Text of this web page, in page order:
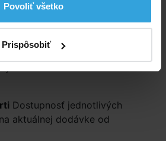
Povoliť všetko
Prispôsobiť
pre deti od 3-6 rokov o veľkosti
Dostupnosť jednotlivých
aktuálnej dodávke od